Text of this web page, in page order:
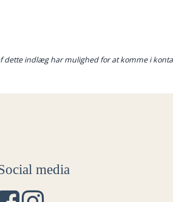
indlæg har mulighed for at komme i
media